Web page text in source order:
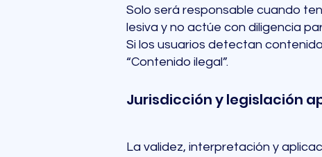
Solo será responsable cuando
lesiva y no actúe con diligencia
Si los usuarios detectan
“Contenido ilegal”.
Jurisdicción y legislación
La validez, interpretación y